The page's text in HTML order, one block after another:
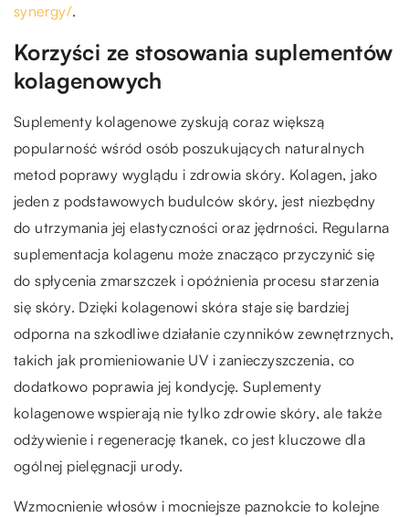
synergy/.
Korzyści ze stosowania suplementów
kolagenowych
Suplementy kolagenowe zyskują coraz większą
popularność wśród osób poszukujących naturalnych
metod poprawy wyglądu i zdrowia skóry. Kolagen, jako
jeden z podstawowych budulców skóry, jest niezbędny
do utrzymania jej elastyczności oraz jędrności. Regularna
suplementacja kolagenu może znacząco przyczynić się
do spłycenia zmarszczek i opóźnienia procesu starzenia
się skóry. Dzięki kolagenowi skóra staje się bardziej
odporna na szkodliwe działanie czynników zewnętrznych,
takich jak promieniowanie UV i zanieczyszczenia, co
dodatkowo poprawia jej kondycję. Suplementy
kolagenowe wspierają nie tylko zdrowie skóry, ale także
odżywienie i regenerację tkanek, co jest kluczowe dla
ogólnej pielęgnacji urody.
Wzmocnienie włosów i mocniejsze paznokcie to kolejne